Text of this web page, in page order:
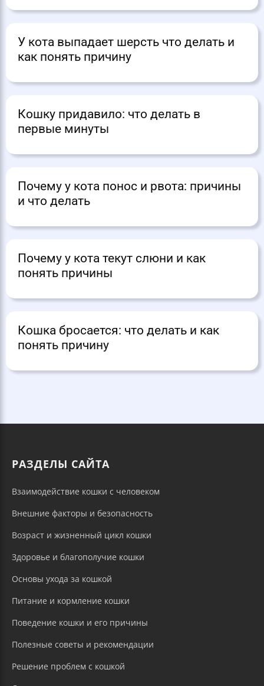
У кота выпадает шерсть что делать и
как понять причину
Кошку придавило: что делать в
первые минуты
Почему у кота понос и рвота: причины
и что делать
Почему у кота текут слюни и как
понять причины
Кошка бросается: что делать и как
понять причину
РАЗДЕЛЫ САЙТА
Взаимодействие кошки с человеком
Внешние факторы и безопасность
Возраст и жизненный цикл кошки
Здоровье и благополучие кошки
Основы ухода за кошкой
Питание и кормление кошки
Поведение кошки и его причины
Полезные советы и рекомендации
Решение проблем с кошкой